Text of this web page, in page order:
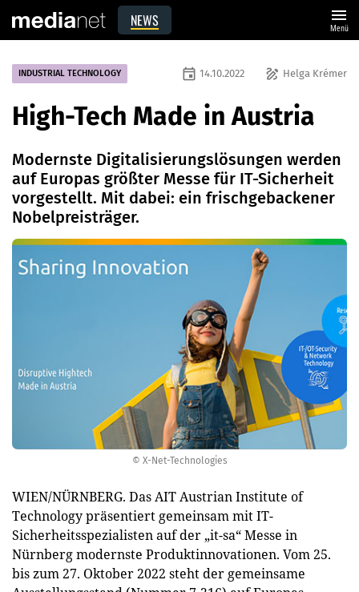
NEWS menu
Menü
© X-Net-Technologies
INDUSTRIAL TECHNOLOGY draw Helga Krémer
event 14.10.2022
High-Tech Made in Austria
Modernste Digitalisierungslösungen werden
auf Europas größter Messe für IT-Sicherheit
vorgestellt. Mit dabei: ein frischgebackener
Nobelpreisträger.
WIEN/NÜRNBERG. Das AIT Austrian Institute of
Technology präsentiert gemeinsam mit IT-
Sicherheitsspezialisten auf der „it-sa“ Messe in
Nürnberg modernste Produktinnovationen. Vom 25.
bis zum 27. Oktober 2022 steht der gemeinsame